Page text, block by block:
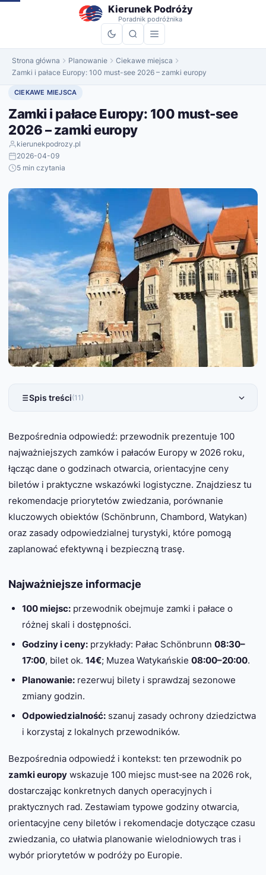
do
Kierunek Podróży
Poradnik podróżnika
Strona główna Planowanie
Ciekawe miejsca
Zamki i pałace Europy: 100 must-see 2026 – zamki europy
CIEKAWE MIEJSCA
Zamki i pałace Europy: 100 must-see
2026 – zamki europy
kierunekpodrozy.pl
2026-04-09
5 min czytania
Spis treści(11)
Bezpośrednia odpowiedź: przewodnik prezentuje 100
najważniejszych zamków i pałaców Europy w 2026 roku,
łącząc dane o godzinach otwarcia, orientacyjne ceny
biletów i praktyczne wskazówki logistyczne. Znajdziesz tu
rekomendacje priorytetów zwiedzania, porównanie
kluczowych obiektów (Schönbrunn, Chambord, Watykan)
oraz zasady odpowiedzialnej turystyki, które pomogą
zaplanować efektywną i bezpieczną trasę.
Najważniejsze informacje
100 miejsc:przewodnik obejmuje zamki i pałace o
różnej skali i dostępności.
Godziny i ceny:przykłady: Pałac Schönbrunn 08:30–
17:00, bilet ok. 14€; Muzea Watykańskie 08:00–20:00.
Planowanie:rezerwuj bilety i sprawdzaj sezonowe
zmiany godzin.
Odpowiedzialność:szanuj zasady ochrony dziedzictwa
i korzystaj z lokalnych przewodników.
Bezpośrednia odpowiedź i kontekst: ten przewodnik po
zamki europy wskazuje 100 miejsc must‑see na 2026 rok,
dostarczając konkretnych danych operacyjnych i
praktycznych rad. Zestawiam typowe godziny otwarcia,
orientacyjne ceny biletów i rekomendacje dotyczące czasu
zwiedzania, co ułatwia planowanie wielodniowych tras i
wybór priorytetów w podróży po Europie.